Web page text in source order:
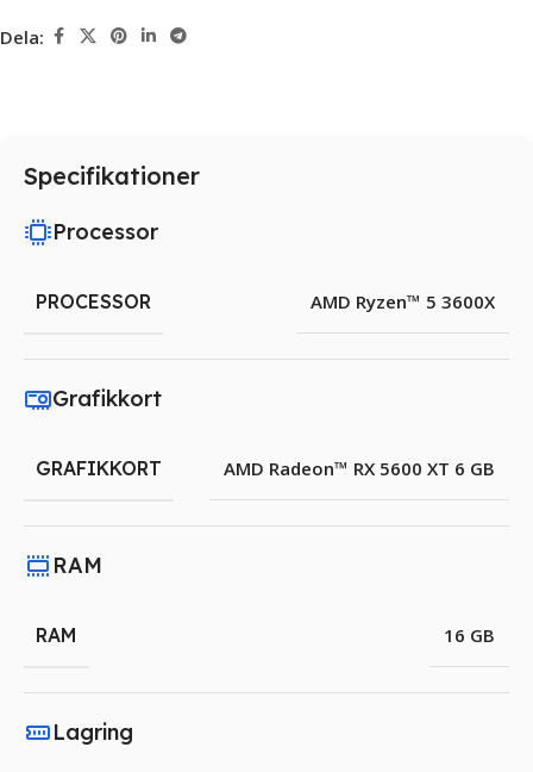
Dela:
Specifikationer
Processor
PROCESSOR AMD Ryzen™ 5 3600X
Grafikkort
GRAFIKKORT AMD Radeon™ RX 5600 XT 6 GB
RAM
RAM 16 GB
Lagring